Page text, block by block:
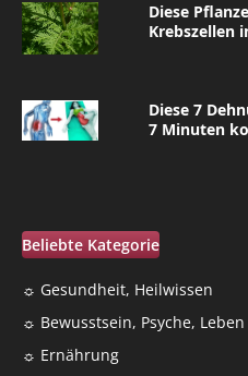
Diese
Krebszellen
Diese 7
7 Minuten
Beliebte Kategorie
☼ Gesundheit, Heilwissen
☼ Bewusstsein, Psyche,
☼ Ernährung